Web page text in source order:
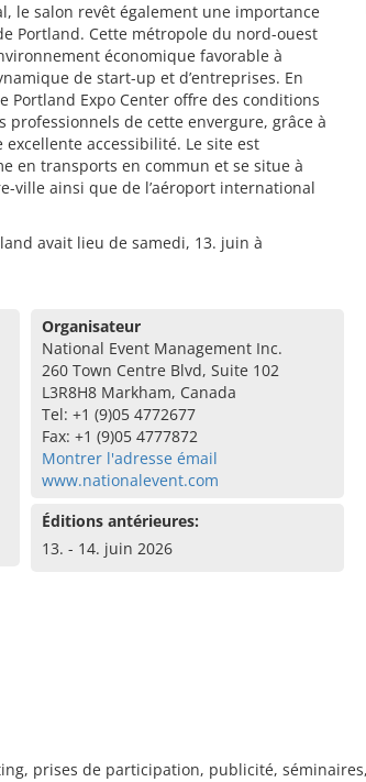
le salon revêt également une importance
Portland. Cette métropole du nord-ouest
économique favorable à
de start-up et d’entreprises. En
Expo Center offre des conditions
de cette envergure, grâce à
accessibilité. Le site est
en transports en commun et se situe à
ville ainsi que de l’aéroport international
avait lieu de samedi, 13. juin à
Organisateur
National Event Management Inc.
260 Town Centre Blvd, Suite 102
L3R8H8 Markham, Canada
Tel: +1 (9)05 4772677
Fax: +1 (9)05 4777872
Montrer l'adresse émail
www.nationalevent.com
Éditions antérieures:
13. - 14. juin 2026
prises de participation, publicité,